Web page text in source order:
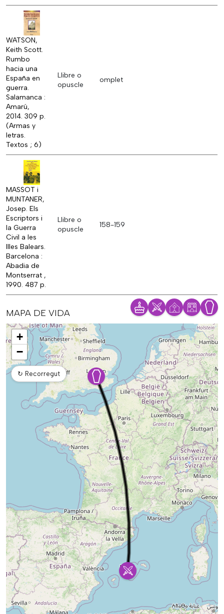
WATSON,
Keith Scott.
Rumbo
hacia una
España en
guerra.
Salamanca :
Amarú,
2014. 309 p.
(Armas y
letras.
Textos ; 6)
Llibre o
opuscle
omplet
MASSOT i
MUNTANER,
Josep. Els
Escriptors i
la Guerra
Civil a les
Illes Balears.
Barcelona :
Abadia de
Montserrat ,
1990. 487 p.
Llibre o
opuscle
158-159
MAPA DE VIDA
Mapa
+
−
↻ Recorregut